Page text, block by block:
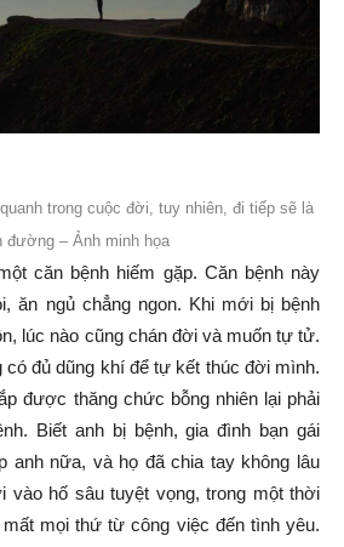
trong cuộc đời, tuy nhiên, đi tiếp sẽ là
đường – Ảnh minh họa
căn bệnh hiếm gặp. Căn bệnh này
ăn ngủ chẳng ngon. Khi mới bị bệnh
lúc nào cũng chán đời và muốn tự tử.
có đủ dũng khí để tự kết thúc đời mình.
được thăng chức bỗng nhiên lại phải
Biết anh bị bệnh, gia đình bạn gái
anh nữa, và họ đã chia tay không lâu
vào hố sâu tuyệt vọng, trong một thời
mọi thứ từ công việc đến tình yêu.